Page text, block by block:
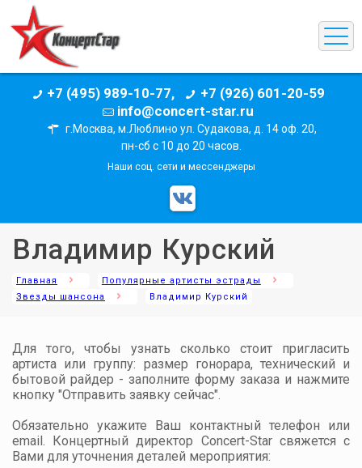
+7 (495) 989-10-77,
+7 (926) 601-20-59
info@concert-star.ru
г.Москва, м.Люблино ул. Судакова, д. 14 оф. 20,
пн-сб с 10 до 20 часов.
Наши соц. сети и мессенджеры
Владимир Курский
Главная
Популярные артисты эстрады
Звезды шансона
Владимир Курский
Для того, чтобы узнать сколько стоит пригласить
артиста или группу: размер гонорара, технический и
бытовой райдер - заполните форму заказа и нажмите
кнопку "Отправить заявку сейчас".
Обязательно укажите Ваш контактный телефон или
email. Концертный директор Concert-Star свяжется с
Вами для уточнения деталей мероприятия: